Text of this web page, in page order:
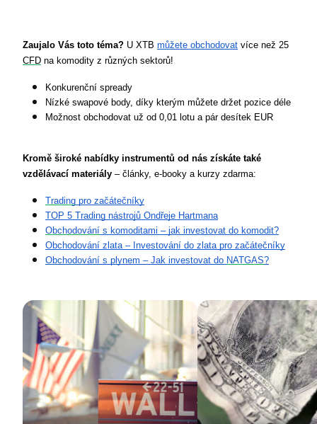
Zaujalo Vás toto téma? U XTB můžete obchodovat
CFD na komodity z různých sektorů!
Konkurenční spready
Nízké swapové body, díky kterým můžete držet pozice déle
Možnost obchodovat už od 0,01 lotu a pár desítek EUR
Kromě široké nabídky instrumentů od nás získáte také
vzdělávací materiály – články, e-booky a kurzy zdarma:
Trading pro začátečníky
TOP 5 Trading nástrojů Ondřeje Hartmana
Obchodování s komoditami – jak investovat do komodit?
Obchodování zlata – Investování do zlata pro začátečníky
Obchodování s plynem – Jak investovat do NATGAS?